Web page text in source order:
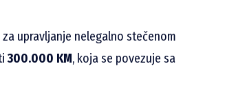
upravljanje nelegalno stečenom
300.000 KM, koja se povezuje sa